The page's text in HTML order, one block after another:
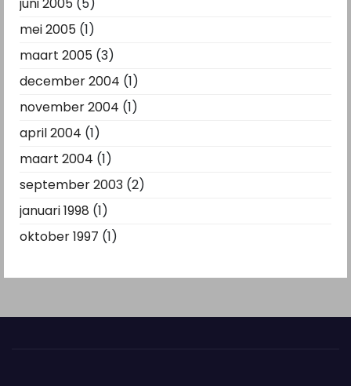
mei 2005 (1)
maart 2005 (3)
december 2004 (1)
november 2004 (1)
april 2004 (1)
maart 2004 (1)
september 2003 (2)
januari 1998 (1)
oktober 1997 (1)